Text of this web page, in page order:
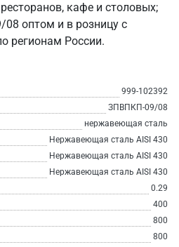
кафе и столовых;
оптом и в розницу с
регионам России.
999-102392
ЗПВПКП-09/08
нержавеющая сталь
Нержавеющая сталь AISI 430
Нержавеющая сталь AISI 430
Нержавеющая сталь AISI 430
0.29
400
800
800